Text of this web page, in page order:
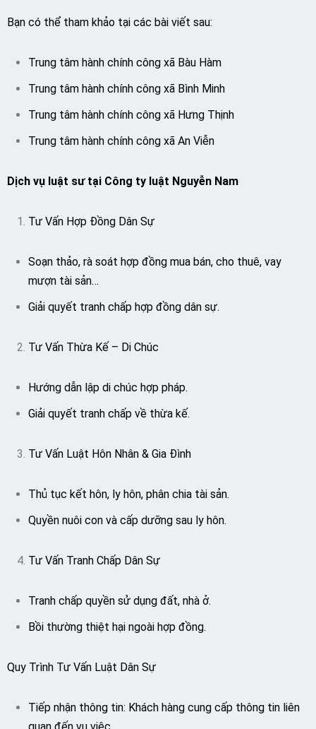
Bạn có thể tham khảo tại các bài viết sau:
Trung tâm hành chính công xã Bàu Hàm
Trung tâm hành chính công xã Bình Minh
Trung tâm hành chính công xã Hưng Thịnh
Trung tâm hành chính công xã An Viễn
Dịch vụ luật sư tại Công ty luật Nguyễn Nam
Tư Vấn Hợp Đồng Dân Sự
Soạn thảo, rà soát hợp đồng mua bán, cho thuê, vay
mượn tài sản…
Giải quyết tranh chấp hợp đồng dân sự.
Tư Vấn Thừa Kế – Di Chúc
Hướng dẫn lập di chúc hợp pháp.
Giải quyết tranh chấp về thừa kế.
Tư Vấn Luật Hôn Nhân & Gia Đình
Thủ tục kết hôn, ly hôn, phân chia tài sản.
Quyền nuôi con và cấp dưỡng sau ly hôn.
Tư Vấn Tranh Chấp Dân Sự
Tranh chấp quyền sử dụng đất, nhà ở.
Bồi thường thiệt hại ngoài hợp đồng.
Quy Trình Tư Vấn Luật Dân Sự
Tiếp nhận thông tin: Khách hàng cung cấp thông tin liên